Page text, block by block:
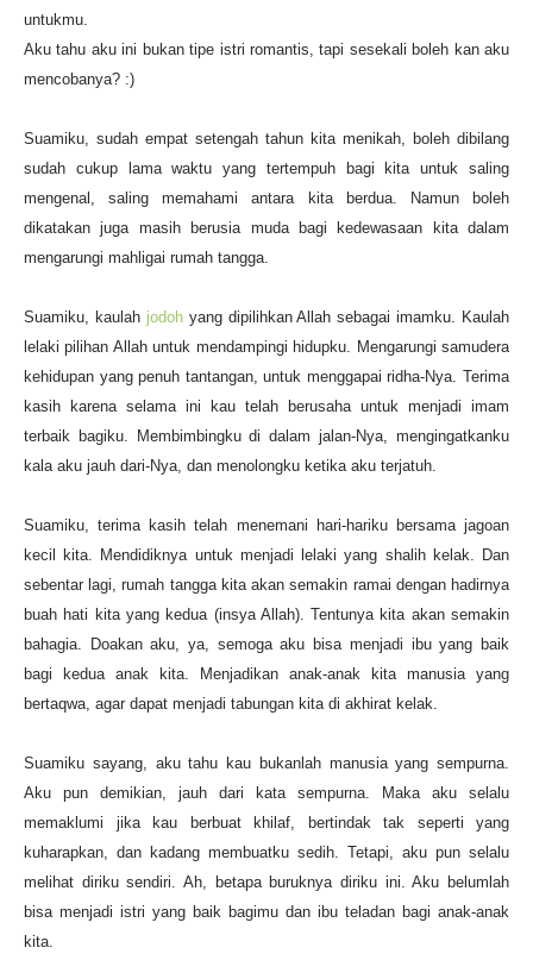
untukmu.
Aku tahu aku ini bukan tipe istri romantis, tapi sesekali boleh kan aku
mencobanya? :)
Suamiku, sudah empat setengah tahun kita menikah, boleh dibilang
sudah cukup lama waktu yang tertempuh bagi kita untuk saling
mengenal, saling memahami antara kita berdua. Namun boleh
dikatakan juga masih berusia muda bagi kedewasaan kita dalam
mengarungi mahligai rumah tangga.
Suamiku, kaulah jodohyang dipilihkan Allah sebagai imamku. Kaulah
lelaki pilihan Allah untuk mendampingi hidupku. Mengarungi samudera
kehidupan yang penuh tantangan, untuk menggapai ridha-Nya. Terima
kasih karena selama ini kau telah berusaha untuk menjadi imam
terbaik bagiku. Membimbingku di dalam jalan-Nya, mengingatkanku
kala aku jauh dari-Nya, dan menolongku ketika aku terjatuh.
Suamiku, terima kasih telah menemani hari-hariku bersama jagoan
kecil kita. Mendidiknya untuk menjadi lelaki yang shalih kelak. Dan
sebentar lagi, rumah tangga kita akan semakin ramai dengan hadirnya
buah hati kita yang kedua (insya Allah). Tentunya kita akan semakin
bahagia. Doakan aku, ya, semoga aku bisa menjadi ibu yang baik
bagi kedua anak kita. Menjadikan anak-anak kita manusia yang
bertaqwa, agar dapat menjadi tabungan kita di akhirat kelak.
Suamiku sayang, aku tahu kau bukanlah manusia yang sempurna.
Aku pun demikian, jauh dari kata sempurna. Maka aku selalu
memaklumi jika kau berbuat khilaf, bertindak tak seperti yang
kuharapkan, dan kadang membuatku sedih. Tetapi, aku pun selalu
melihat diriku sendiri. Ah, betapa buruknya diriku ini. Aku belumlah
bisa menjadi istri yang baik bagimu dan ibu teladan bagi anak-anak
kita.